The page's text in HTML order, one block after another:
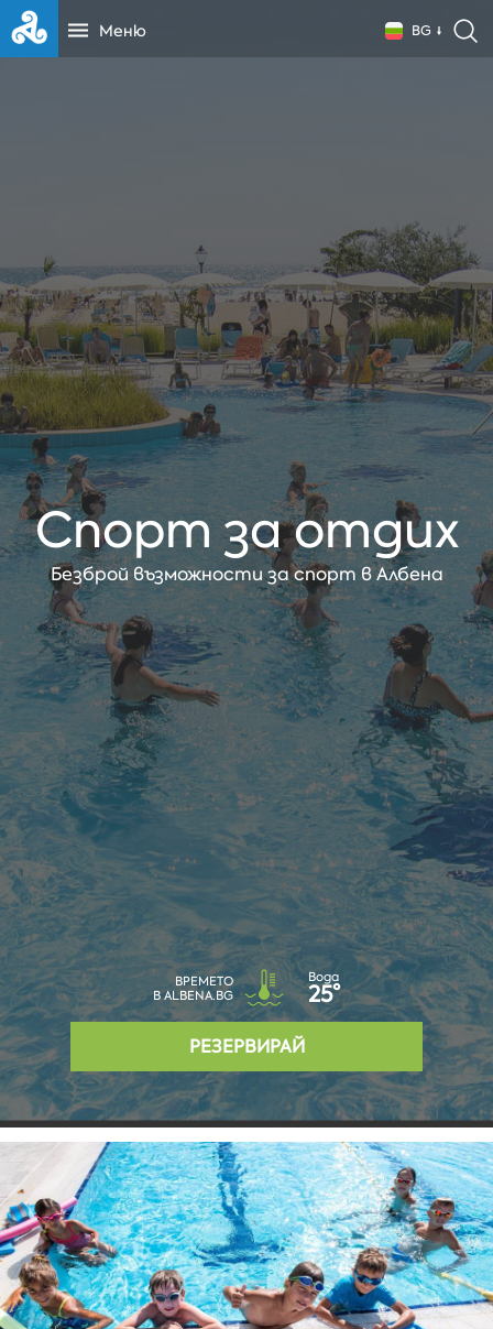
Меню BG
Спорт за отдих
Безброй възможности за спорт в Албена
ВРЕМЕТО
В ALBENA.BG
Вода
25°
РЕЗЕРВИРАЙ